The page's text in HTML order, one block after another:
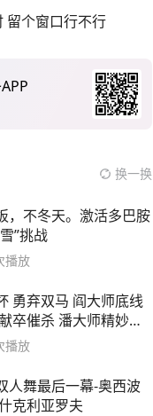
留个窗口行不行
换一换
，不冬天。激活多巴胺
”挑战
播放
线
播放
人舞最后一幕-奥西波
克利亚罗夫